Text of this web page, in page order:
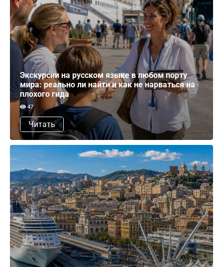
Экскурсии на русском языке в любом порту
мира: реально ли найти и как не нарваться на
плохого гида
47
Читать